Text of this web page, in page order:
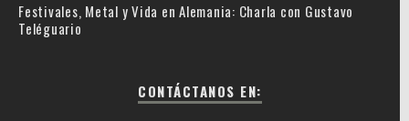
Festivales, Metal y Vida en Alemania: Charla con Gustavo
Teléguario
CONTÁCTANOS EN: